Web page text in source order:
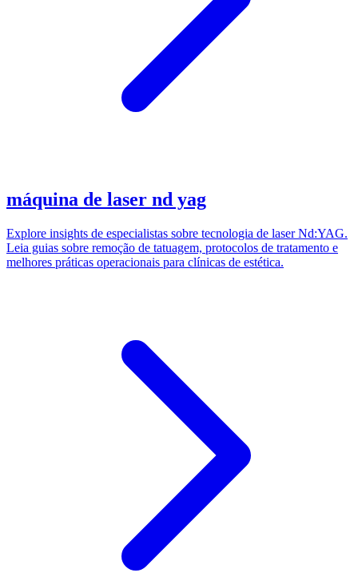
máquina de laser nd yag
Explore insights de especialistas sobre tecnologia de laser Nd:YAG.
Leia guias sobre remoção de tatuagem, protocolos de tratamento e
melhores práticas operacionais para clínicas de estética.